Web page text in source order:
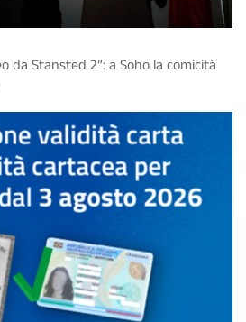
da Stansted 2”: a Soho la comicità